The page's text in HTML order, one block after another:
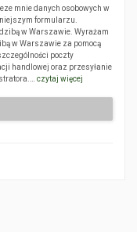
mnie danych osobowych w
formularzu.
w Warszawie. Wyrażam
w Warszawie za pomocą
poczty
handlowej oraz przesyłanie
czytaj więcej